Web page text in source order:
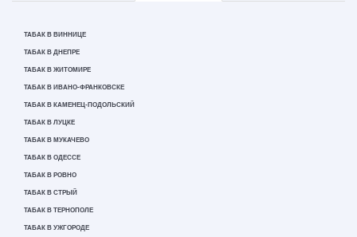
ТАБАК В ВИННИЦЕ
ТАБАК В ДНЕПРЕ
ТАБАК В ЖИТОМИРЕ
ТАБАК В ИВАНО-ФРАНКОВСКЕ
ТАБАК В КАМЕНЕЦ-ПОДОЛЬСКИЙ
ТАБАК В ЛУЦКЕ
ТАБАК В МУКАЧЕВО
ТАБАК В ОДЕССЕ
ТАБАК В РОВНО
ТАБАК В СТРЫЙ
ТАБАК В ТЕРНОПОЛЕ
ТАБАК В УЖГОРОДЕ